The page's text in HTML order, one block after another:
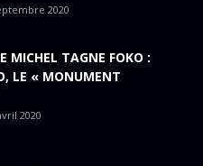
2020
MICHEL TAGNE FOKO :
LE « MONUMENT
2020